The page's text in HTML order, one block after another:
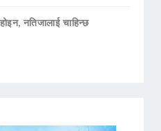
नतिजालाई चाहिन्छ